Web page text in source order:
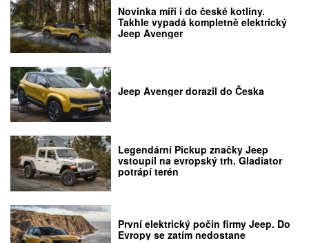
Novinka míří i do české kotliny.
Takhle vypadá kompletně elektrický
Jeep Avenger
Jeep Avenger dorazil do Česka
Legendární Pickup značky Jeep
vstoupil na evropský trh. Gladiator
potrápí terén
První elektrický počin firmy Jeep. Do
Evropy se zatím nedostane